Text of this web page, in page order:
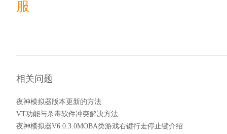
服
相关问题
夜神模拟器版本更新的方法
VT功能与杀毒软件冲突解决方法
夜神模拟器V6.0.3.0MOBA类游戏右键行走停止键介绍